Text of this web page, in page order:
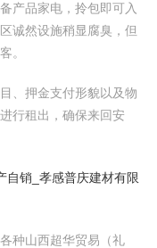
产品家电，拎包即可入
诚然设施稍显腐臭，但
。
、押金支付形貌以及物
行租出，确保来回安
自销_孝感普庆建材有限
种山西超华贸易（礼